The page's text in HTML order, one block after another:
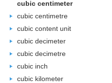
cubic centimeter
cubic centimetre
cubic content unit
cubic decimeter
cubic decimetre
cubic inch
cubic kilometer